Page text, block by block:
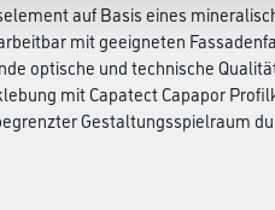
auf Basis eines
mit geeigneten
optische und technische
mit Capatect Capapor
Gestaltungsspielraum